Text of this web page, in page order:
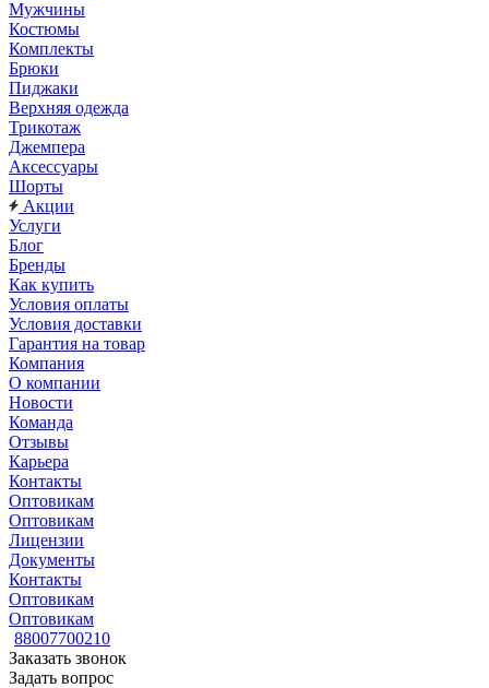
Мужчины
Костюмы
Комплекты
Брюки
Пиджаки
Верхняя одежда
Трикотаж
Джемпера
Аксессуары
Шорты
Акции
Услуги
Блог
Бренды
Как купить
Условия оплаты
Условия доставки
Гарантия на товар
Компания
О компании
Новости
Команда
Отзывы
Карьера
Контакты
Оптовикам
Оптовикам
Лицензии
Документы
Контакты
Оптовикам
Оптовикам
88007700210
Заказать звонок
Задать вопрос